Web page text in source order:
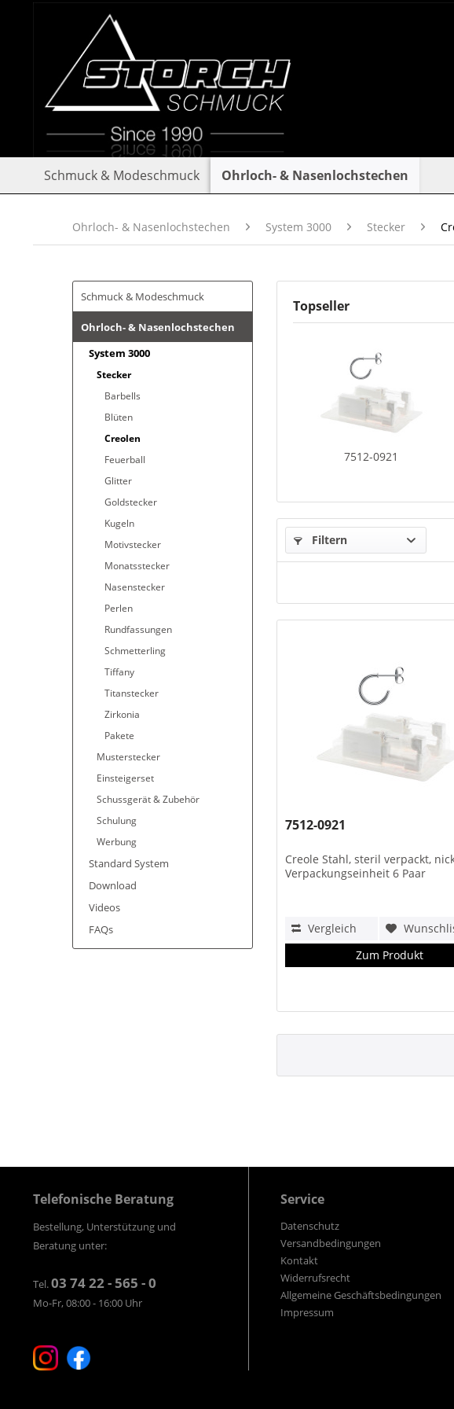
Schmuck & Modeschmuck Ohrloch- & Nasenlochstechen
Ohrloch- & Nasenlochstechen System 3000 Stecker
Schmuck & Modeschmuck
Ohrloch- & Nasenlochstechen
System 3000
Stecker
Barbells
Blüten
Creolen
Feuerball
Glitter
Goldstecker
Kugeln
Motivstecker
Monatsstecker
Nasenstecker
Perlen
Rundfassungen
Schmetterling
Tiffany
Titanstecker
Zirkonia
Pakete
Musterstecker
Einsteigerset
Schussgerät & Zubehör
Schulung
Werbung
Standard System
Download
Videos
FAQs
Topseller
7512-0921
Filtern
7512-0921
Creole Stahl, steril verpackt,
Verpackungseinheit 6 Paar
Vergleich
Zum Produkt
Telefonische Beratung
Bestellung, Unterstützung und
Beratung unter:
Tel.03 74 22 - 565 - 0
Mo-Fr, 08:00 - 16:00 Uhr
Service
Datenschutz
Versandbedingungen
Kontakt
Widerrufsrecht
Allgemeine Geschäftsbedingungen
Impressum